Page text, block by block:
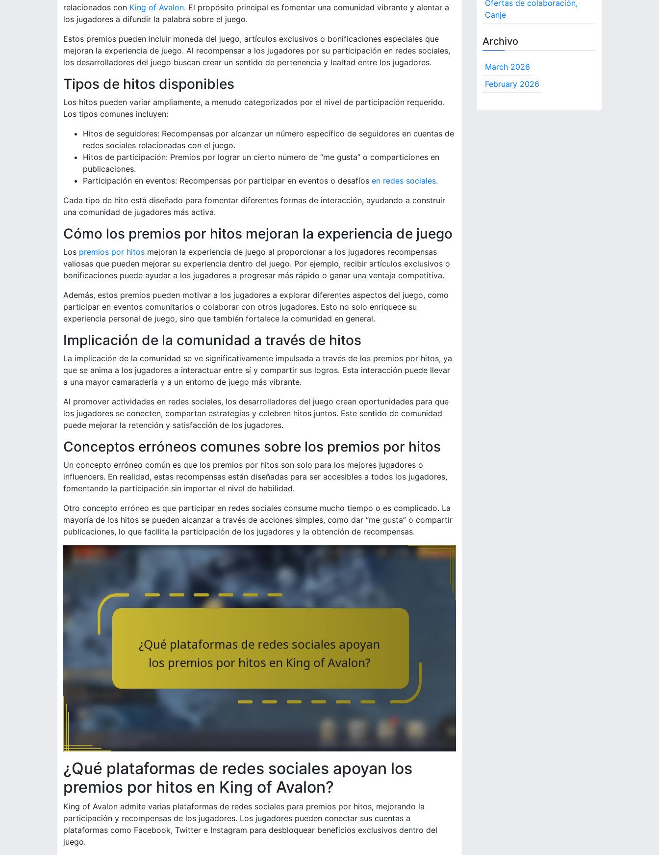
relacionados con King of Avalon. El propósito principal es fomentar una comunidad vibrante y alentar a
los jugadores a difundir la palabra sobre el juego.
Estos premios pueden incluir moneda del juego, artículos exclusivos o bonificaciones especiales que
mejoran la experiencia de juego. Al recompensar a los jugadores por su participación en redes sociales,
los desarrolladores del juego buscan crear un sentido de pertenencia y lealtad entre los jugadores.
Tipos de hitos disponibles
Los hitos pueden variar ampliamente, a menudo categorizados por el nivel de participación requerido.
Los tipos comunes incluyen:
Hitos de seguidores: Recompensas por alcanzar un número específico de seguidores en cuentas de
redes sociales relacionadas con el juego.
Hitos de participación: Premios por lograr un cierto número de “me gusta” o comparticiones en
publicaciones.
Participación en eventos: Recompensas por participar en eventos o desafíos en redes sociales.
Cada tipo de hito está diseñado para fomentar diferentes formas de interacción, ayudando a construir
una comunidad de jugadores más activa.
Cómo los premios por hitos mejoran la experiencia de juego
Los premios por hitos mejoran la experiencia de juego al proporcionar a los jugadores recompensas
valiosas que pueden mejorar su experiencia dentro del juego. Por ejemplo, recibir artículos exclusivos o
bonificaciones puede ayudar a los jugadores a progresar más rápido o ganar una ventaja competitiva.
Además, estos premios pueden motivar a los jugadores a explorar diferentes aspectos del juego, como
participar en eventos comunitarios o colaborar con otros jugadores. Esto no solo enriquece su
experiencia personal de juego, sino que también fortalece la comunidad en general.
Implicación de la comunidad a través de hitos
La implicación de la comunidad se ve significativamente impulsada a través de los premios por hitos, ya
que se anima a los jugadores a interactuar entre sí y compartir sus logros. Esta interacción puede llevar
a una mayor camaradería y a un entorno de juego más vibrante.
Al promover actividades en redes sociales, los desarrolladores del juego crean oportunidades para que
los jugadores se conecten, compartan estrategias y celebren hitos juntos. Este sentido de comunidad
puede mejorar la retención y satisfacción de los jugadores.
Conceptos erróneos comunes sobre los premios por hitos
Un concepto erróneo común es que los premios por hitos son solo para los mejores jugadores o
influencers. En realidad, estas recompensas están diseñadas para ser accesibles a todos los jugadores,
fomentando la participación sin importar el nivel de habilidad.
Otro concepto erróneo es que participar en redes sociales consume mucho tiempo o es complicado. La
mayoría de los hitos se pueden alcanzar a través de acciones simples, como dar “me gusta” o compartir
publicaciones, lo que facilita la participación de los jugadores y la obtención de recompensas.
¿Qué plataformas de redes sociales apoyan los
premios por hitos en King of Avalon?
King of Avalon admite varias plataformas de redes sociales para premios por hitos, mejorando la
participación y recompensas de los jugadores. Los jugadores pueden conectar sus cuentas a
plataformas como Facebook, Twitter e Instagram para desbloquear beneficios exclusivos dentro del
juego.
Ofertas de colaboración,
Canje
Archivo
March 2026
February 2026